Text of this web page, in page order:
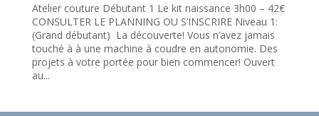
Atelier couture Débutant 1 Le kit naissance 3h00 – 42€
CONSULTER LE PLANNING OU S’INSCRIRE Niveau 1:
(Grand débutant) La découverte! Vous n’avez jamais
touché à à une machine à coudre en autonomie. Des
projets à votre portée pour bien commencer! Ouvert
au...